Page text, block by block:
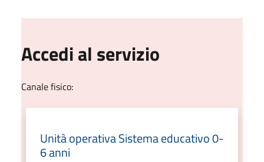
Accedi al servizio
Canale fisico:
Unità operativa Sistema educativo 0-
6 anni